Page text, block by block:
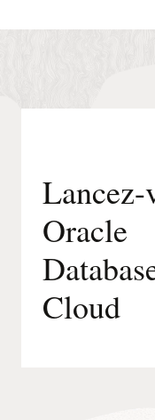
une
Oracle.Lancez-
Oracle
Cloud